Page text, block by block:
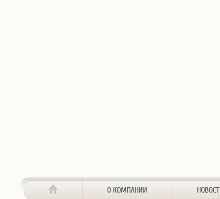
О КОМПАНИИ